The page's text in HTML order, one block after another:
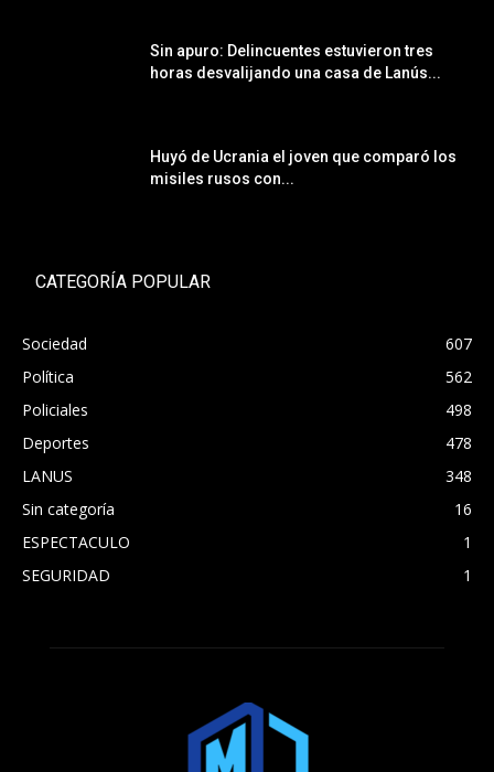
Sin apuro: Delincuentes estuvieron tres
horas desvalijando una casa de Lanús...
Huyó de Ucrania el joven que comparó los
misiles rusos con...
CATEGORÍA POPULAR
Sociedad
607
Política
562
Policiales
498
Deportes
478
LANUS
348
Sin categoría
16
ESPECTACULO
1
SEGURIDAD
1